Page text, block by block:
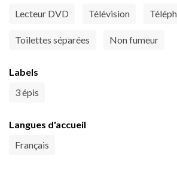
Lecteur DVD Télévision
Toilettes séparées Non fumeur
Labels
3 épis
Langues d'accueil
Français